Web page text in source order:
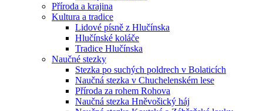
Příroda a krajina
Kultura a tradice
Lidové písně z Hlučínska
Hlučínské koláče
Tradice Hlučínska
Naučné stezky
Stezka po suchých poldrech v Bolaticích
Naučná stezka v Chuchelenském lese
Příroda za rohem Rohova
Naučná stezka Hněvošický háj